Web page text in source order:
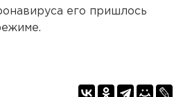
его пришлось